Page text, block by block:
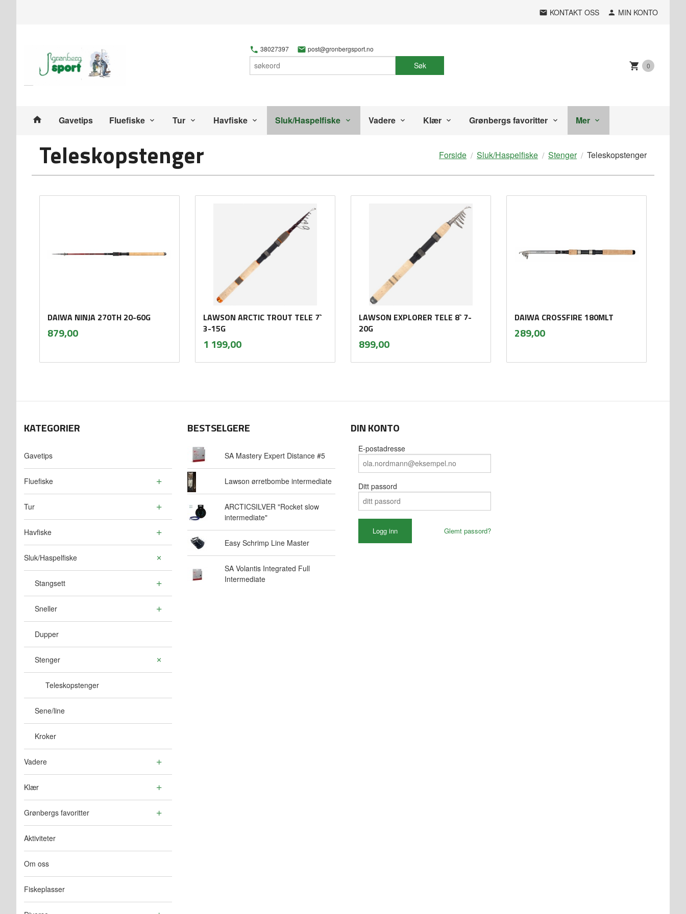
KONTAKT OSS MIN KONTO
38027397 post@gronbergsport.no
Søk 0
Produkter
Gavetips Fluefiske Tur Havfiske Sluk/Haspelfiske Vadere Klær Grønbergs favoritter Mer
Forside Sluk/Haspelfiske Stenger Teleskopstenger
Teleskopstenger
DAIWA NINJA 270TH 20-60G
Pris
879,00mva.
LAWSON ARCTIC TROUT TELE 7`
3-15G
Pris
1 199,00mva.
LAWSON EXPLORER TELE 8` 7-
20G
Pris
899,00mva.
DAIWA CROSSFIRE 180MLT
Pris
289,00mva.
KATEGORIER
Gavetips
Fluefiske
Tur
Havfiske
Sluk/Haspelfiske
Stangsett
Sneller
Dupper
Stenger
Teleskopstenger
Sene/line
Kroker
Vadere
Klær
Grønbergs favoritter
Aktiviteter
Om oss
Fiskeplasser
BESTSELGERE
SA Mastery Expert Distance #5
Lawson ørretbombe intermediate
ARCTICSILVER "Rocket slow
intermediate"
Easy Schrimp Line Master
SA Volantis Integrated Full
Intermediate
DIN KONTO
E-postadresse
Ditt passord
Glemt passord?